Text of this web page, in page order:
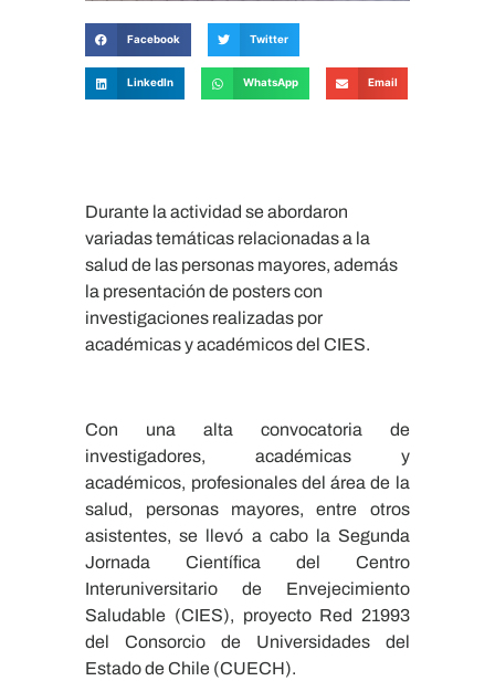
Facebook Twitter
LinkedIn WhatsApp Email
Durante la actividad se abordaron
variadas temáticas relacionadas a la
salud de las personas mayores, además
la presentación de posters con
investigaciones realizadas por
académicas y académicos del CIES.
Con una alta convocatoria de
investigadores, académicas y
académicos, profesionales del área de la
salud, personas mayores, entre otros
asistentes, se llevó a cabo la Segunda
Jornada Científica del Centro
Interuniversitario de Envejecimiento
Saludable (CIES), proyecto Red 21993
del Consorcio de Universidades del
Estado de Chile (CUECH).